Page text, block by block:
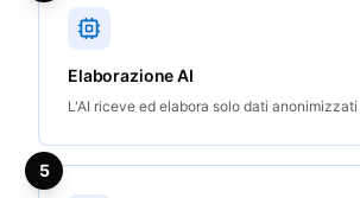
Elaborazione AI
L'AI riceve ed elabora solo dati anonimizzati
5